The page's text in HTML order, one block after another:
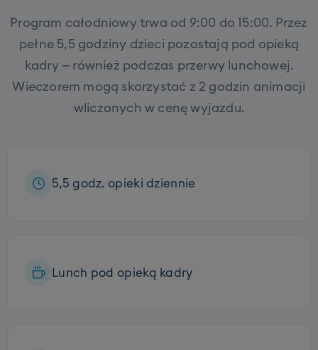
Program całodniowy trwa od 9:00 do 15:00. Przez
pełne 5,5 godziny dzieci pozostają pod opieką
kadry — również podczas przerwy lunchowej.
Wieczorem mogą skorzystać z 2 godzin animacji
wliczonych w cenę wyjazdu.
5,5 godz. opieki dziennie
Lunch pod opieką kadry